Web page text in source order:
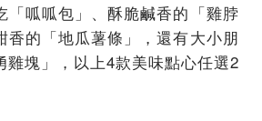
「呱呱包」、酥脆鹹香的「雞脖
香的「地瓜薯條」，還有大小朋
雞塊」，以上4款美味點心任選2